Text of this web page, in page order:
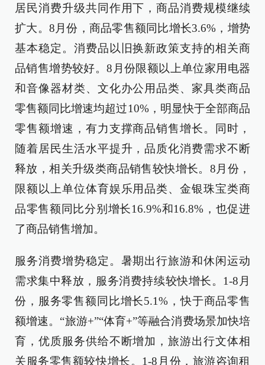
居民消费升级共同作用下，商品消费规模继续
扩大。8月份，商品零售额同比增长3.6%，增势
基本稳定。消费品以旧换新政策支持的相关商
品销售增势较好。8月份限额以上单位家用电器
和音像器材类、文化办公用品类、家具类商品
零售额同比增速均超过10%，明显快于全部商品
零售额增速，有力支撑商品销售增长。同时，
随着居民生活水平提升，品质化消费需求不断
释放，相关升级类商品销售较快增长。8月份，
限额以上单位体育娱乐用品类、金银珠宝类商
品零售额同比分别增长16.9%和16.8%，也促进
了商品销售增加。
服务消费增势稳定。暑期出行旅游和休闲运动
需求集中释放，服务消费持续较快增长。1-8月
份，服务零售额同比增长5.1%，快于商品零售
额增速。“旅游+”“体育+”等融合消费场景加快培
育，优质服务供给不断增加，旅游出行文体相
关服务零售额较快增长。1-8月份，旅游咨询租